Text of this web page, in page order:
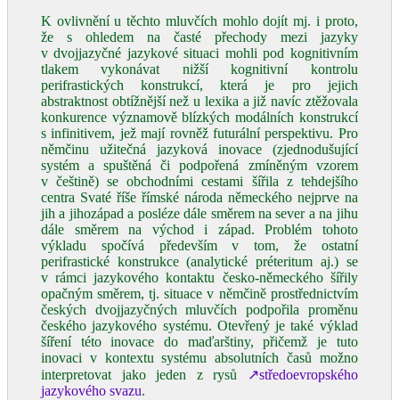
K ovlivnění u těchto mluvčích mohlo dojít mj. i proto,
že s ohledem na časté přechody mezi jazyky
v dvojjazyčné jazykové situaci mohli pod kognitivním
tlakem vykonávat nižší kognitivní kontrolu
perifrastických konstrukcí, která je pro jejich
abstraktnost obtížnější než u lexika a již navíc ztěžovala
konkurence významově blízkých modálních konstrukcí
s infinitivem, jež mají rovněž futurální perspektivu. Pro
němčinu užitečná jazyková inovace (zjednodušující
systém a spuštěná či podpořená zmíněným vzorem
v češtině) se obchodními cestami šířila z tehdejšího
centra Svaté říše římské národa německého nejprve na
jih a jihozápad a posléze dále směrem na sever a na jihu
dále směrem na východ i západ. Problém tohoto
výkladu spočívá především v tom, že ostatní
perifrastické konstrukce (analytické préteritum aj.) se
v rámci jazykového kontaktu česko-německého šířily
opačným směrem, tj. situace v němčině prostřednictvím
českých dvojjazyčných mluvčích podpořila proměnu
českého jazykového systému. Otevřený je také výklad
šíření této inovace do maďarštiny, přičemž je tuto
inovaci v kontextu systému absolutních časů možno
interpretovat jako jeden z rysů
↗středoevropského
jazykového svazu.